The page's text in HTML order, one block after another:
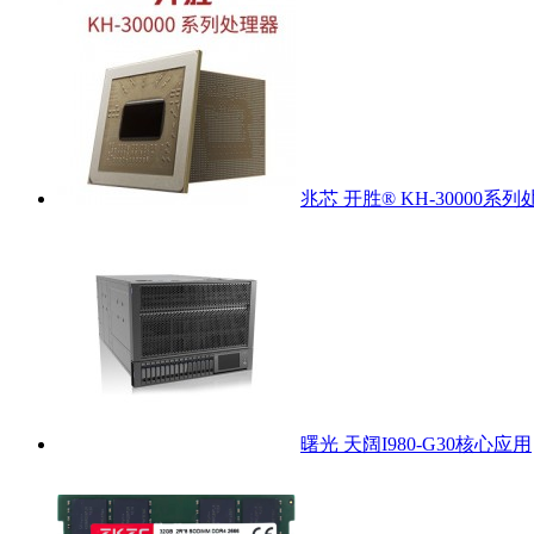
兆芯 开胜® KH-30000系列
曙光 天阔I980-G30核心应用